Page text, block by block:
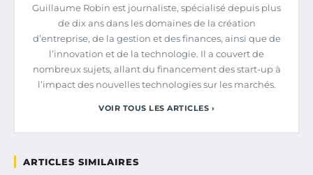
Guillaume Robin est journaliste, spécialisé depuis plus
de dix ans dans les domaines de la création
d’entreprise, de la gestion et des finances, ainsi que de
l’innovation et de la technologie. Il a couvert de
nombreux sujets, allant du financement des start-up à
l’impact des nouvelles technologies sur les marchés.
VOIR TOUS LES ARTICLES ›
ARTICLES SIMILAIRES